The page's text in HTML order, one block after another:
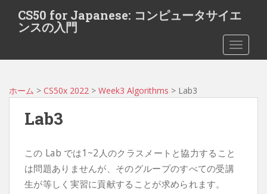
t
CS50 for Japanese: コンピュータサイエ
ンスの入門
ホーム > CS50x 2022 > Week3 Algorithms > Lab3
Lab3
この Lab では1~2人のクラスメートと協力すること
は問題ありませんが、そのグループのすべての受講
生が等しく実習に貢献することが求められます。